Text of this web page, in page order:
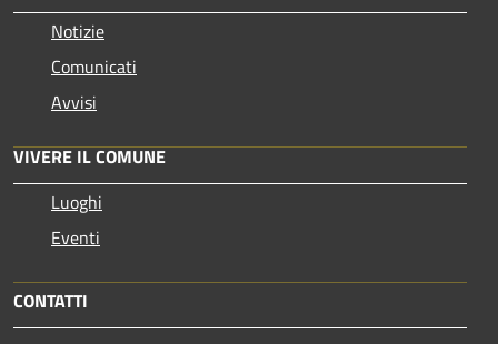
Notizie
Comunicati
Avvisi
VIVERE IL COMUNE
Luoghi
Eventi
CONTATTI